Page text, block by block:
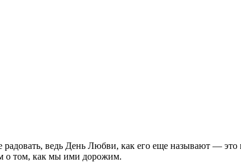
радовать, ведь День Любви, как его еще называют — это
о том, как мы ими дорожим.